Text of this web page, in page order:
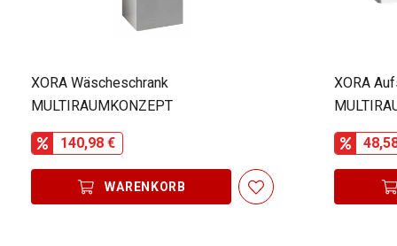
XORA Wäscheschrank
MULTIRAUMKONZEPT
140,98 €
WARENKORB
XORA